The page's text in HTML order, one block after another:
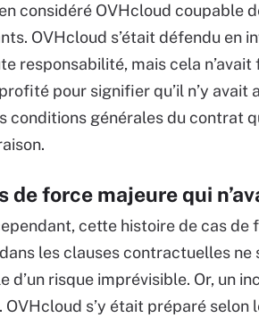
considéré OVHcloud coupable
OVHcloud s’était défendu en
responsabilité, mais cela
pour signifier qu’il n’y avait
générales du contrat
force majeure qui
cette histoire de cas
les clauses contractuelles ne
d’un risque imprévisible. Or, un
OVHcloud s’y était préparé